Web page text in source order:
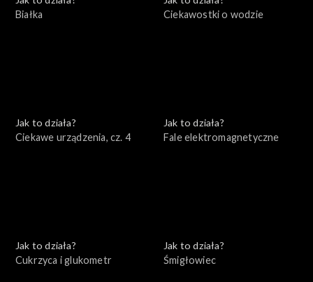
Białka
Ciekawostki o wodzie
Jak to działa?
Ciekawe urządzenia, cz. 4
Jak to działa?
Fale elektromagnetyczne
Jak to działa?
Cukrzyca i glukometr
Jak to działa?
Śmigłowiec